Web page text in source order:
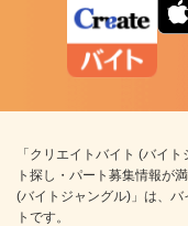
ア
「クリエイトバイト (バイ
ト探し・パート募集情報が
(バイトジャングル)」は、
トです。